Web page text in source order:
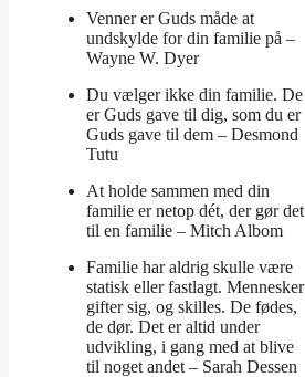
Venner er Guds måde at
undskylde for din familie på –
Wayne W. Dyer
Du vælger ikke din familie. De
er Guds gave til dig, som du er
Guds gave til dem – Desmond
Tutu
At holde sammen med din
familie er netop dét, der gør det
til en familie – Mitch Albom
Familie har aldrig skulle være
statisk eller fastlagt. Mennesker
gifter sig, og skilles. De fødes,
de dør. Det er altid under
udvikling, i gang med at blive
til noget andet – Sarah Dessen